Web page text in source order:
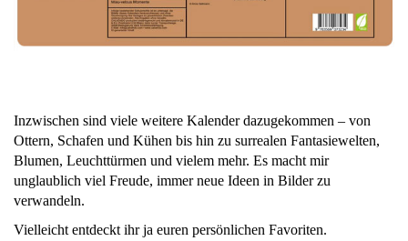
Inzwischen sind viele weitere Kalender dazugekommen – von
Ottern, Schafen und Kühen bis hin zu surrealen Fantasiewelten,
Blumen, Leuchttürmen und vielem mehr. Es macht mir
unglaublich viel Freude, immer neue Ideen in Bilder zu
verwandeln.
Vielleicht entdeckt ihr ja euren persönlichen Favoriten.